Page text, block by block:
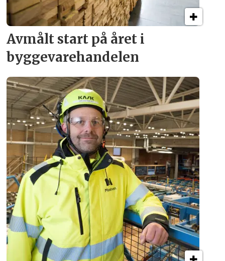
Avmålt start på året i
byggevare­handelen